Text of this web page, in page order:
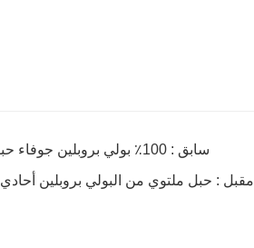
سابق : 100٪ بولي بروبلين جوفاء حبل مضفر
مقبل : حبل ملتوي من البولي بروبلين أحادي 3 خيوط